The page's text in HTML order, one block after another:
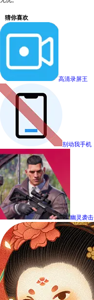
猜你喜欢
高清录屏王
别动我手机
幽灵袭击